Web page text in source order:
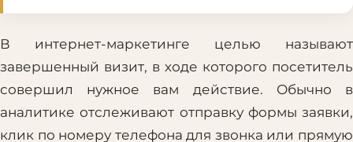
В интернет-маркетинге целью называют
завершенный визит, в ходе которого посетитель
совершил нужное вам действие. Обычно в
аналитике отслеживают отправку формы заявки,
клик по номеру телефона для звонка или прямую